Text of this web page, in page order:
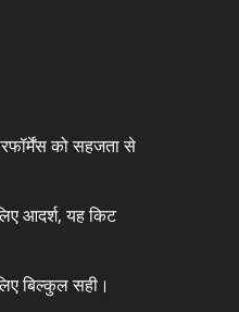
को सहजता से
आदर्श, यह किट
बिल्कुल सही।